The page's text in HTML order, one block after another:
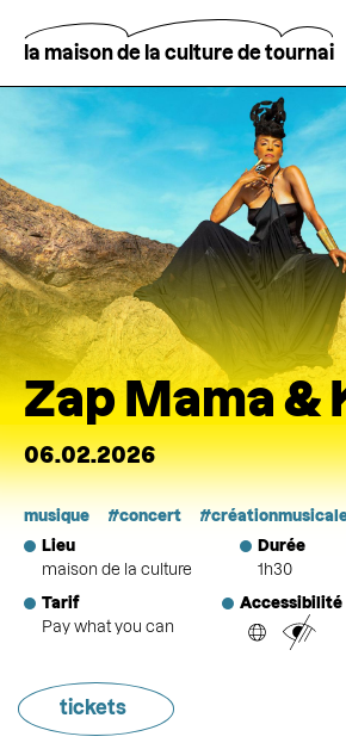
contenu
principal
la maison de la culture de tournai
Rechercher
Zap Mama &
06.02.2026
musique concert
Lieu
maison de la culture
Durée
1h30
Tarif
Pay what you can
Accessibilité
tickets